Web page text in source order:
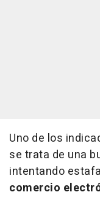
Uno de los
se trata de una
intentando
comercio